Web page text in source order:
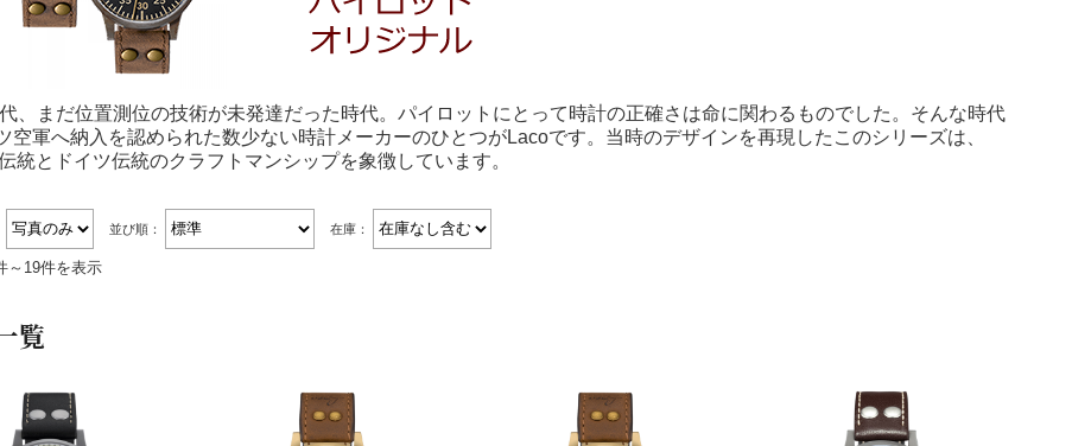
GMTウォッチ
ポーツ
ベルト・ストラ
、まだ位置測位の技術が未発達だった時代。パイロットにとって時計の正確さは命に関わるものでした。そんな時代
空軍へ納入を認められた数少ない時計メーカーのひとつがLacoです。当時のデザインを再現したこのシリーズは、
統とドイツ伝統のクラフトマンシップを象徴しています。
並び順： 在庫：
～19件を表示
覧